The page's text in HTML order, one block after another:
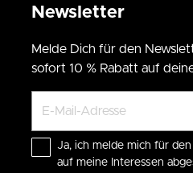
Newsletter
Melde Dich für den
sofort 10 % Rabatt auf
Ja, ich melde mich für
auf meine Interessen